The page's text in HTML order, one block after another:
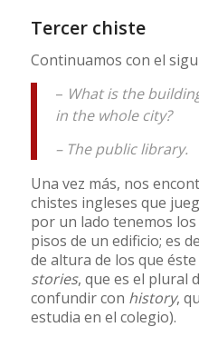
Tercer chiste
Continuamos con el
– What is the
in the whole city?
– The public library.
Una vez más, nos
chistes ingleses que
por un lado tenemos los
pisos de un edificio; es
de altura de los que
stories, que es el plural
confundir con history,
estudia en el colegio).